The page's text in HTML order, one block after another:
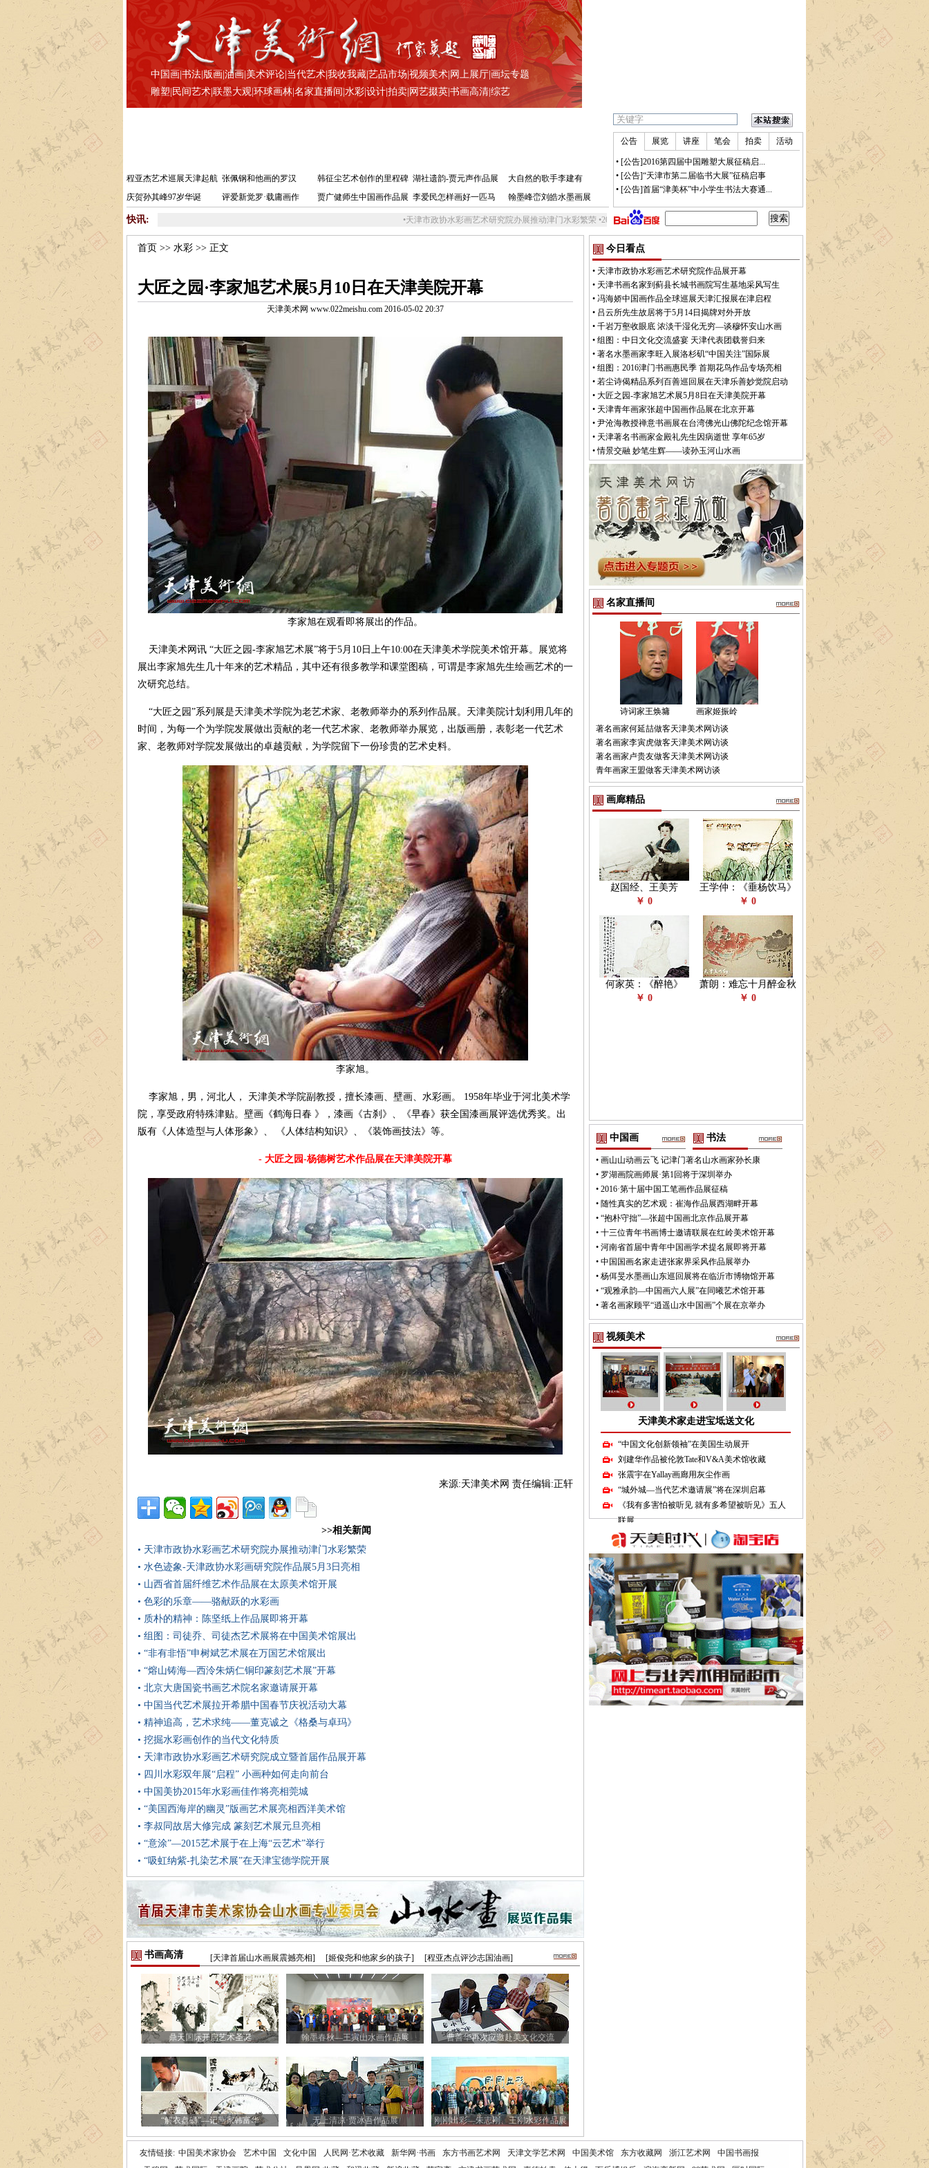
中国画 书法| 版画 油画 |美术评论| 当代艺术| 我收我藏| 艺品市场 视频美术| 网上展厅| 画坛专题
雕塑 民间艺术| 联墨大观| 环球画林| 名家直播间 水彩| 设计| 拍卖| 网艺掇英| 书画高清| 综艺
程亚杰艺术巡展天津起航 张佩钢和他画的罗汉 韩征尘艺术创作的里程碑 湖社遗韵-贾元声作品展
大自然的歌手李建有
庆贺孙其峰97岁华诞
评爱新觉罗·载庸画作 贾广健师生中国画作品展 李爱民怎样画好一匹马 翰墨峰峦刘皓水墨画展
快讯: 天津市政协水彩画艺术研究院办展推动津门水彩繁荣•2016中国姿态·第四届中国雕塑大展征稿启事 中国艺术市场下滑致全球市场三年劲长后首跌
公告 展览 讲座 笔会 拍卖 活动
• [公告]2016第四届中国雕塑大展征稿启...
• [公告]“天津市第二届临书大展”征稿启事
• [公告]首届“津美杯”中小学生书法大赛通...
首页 >> 水彩>> 正文
大匠之园·李家旭艺术展5月10日在天津美院开幕
天津美术网 www.022meishu.com 2016-05-02 20:37
李家旭在观看即将展出的作品。
天津美术网讯 “大匠之园-李家旭艺术展”将于5月10日上午10:00在天津美术学院美术馆开幕。展览将
展出李家旭先生几十年来的艺术精品，其中还有很多教学和课堂图稿，可谓是李家旭先生绘画艺术的一
次研究总结。
“大匠之园”系列展是天津美术学院为老艺术家、老教师举办的系列作品展。天津美院计划利用几年的
时间，为每一个为学院发展做出贡献的老一代艺术家、老教师举办展览，出版画册，表彰老一代艺术
家、老教师对学院发展做出的卓越贡献，为学院留下一份珍贵的艺术史料。
李家旭。
李家旭，男，河北人， 天津美术学院副教授，擅长漆画、壁画、水彩画。 1958年毕业于河北美术学
院，享受政府特殊津贴。壁画《鹤海日春 》，漆画《古刹》、《早春》获全国漆画展评选优秀奖。出
版有《人体造型与人体形象》、 《人体结构知识》、《装饰画技法》等。
- 大匠之园-杨德树艺术作品展在天津美院开幕
来源:天津美术网 责任编辑:正轩
>>相关新闻
• 天津市政协水彩画艺术研究院办展推动津门水彩繁荣
• 水色迹象-天津政协水彩画研究院作品展5月3日亮相
• 山西省首届纤维艺术作品展在太原美术馆开展
• 色彩的乐章——骆献跃的水彩画
• 质朴的精神：陈坚纸上作品展即将开幕
• 组图：司徒乔、司徒杰艺术展将在中国美术馆展出
• “非有非悟”申树斌艺术展在万国艺术馆展出
• “熔山铸海—西泠朱炳仁铜印篆刻艺术展”开幕
• 北京大唐国瓷书画艺术院名家邀请展开幕
• 中国当代艺术展拉开希腊中国春节庆祝活动大幕
• 精神追高，艺术求纯——董克诚之《格桑与卓玛》
• 挖掘水彩画创作的当代文化特质
• 天津市政协水彩画艺术研究院成立暨首届作品展开幕
• 四川水彩双年展“启程” 小画种如何走向前台
• 中国美协2015年水彩画佳作将亮相莞城
• “美国西海岸的幽灵”版画艺术展亮相西洋美术馆
• 李叔同故居大修完成 篆刻艺术展元旦亮相
• “意涂”—2015艺术展于在上海“云艺术”举行
• “吸虹纳紫-扎染艺术展”在天津宝德学院开展
书画高清 [天津首届山水画展震撼亮相] [姬俊尧和他家乡的孩子] [程亚杰点评沙志国油画]
鼎天国际开启艺术圣诞 翰墨春秋—王寅山水画作品展 曹善华再次应邀赴美文化交流
“解衣盘礴”—记画家韩富华 无上清凉·贾冰吾作品展 刚刚出彩—朱志刚、王刚水彩作品展
今日看点
• 天津市政协水彩画艺术研究院作品展开幕
• 天津书画名家到蓟县长城书画院写生基地采风写生
• 冯海娇中国画作品全球巡展天津汇报展在津启程
• 吕云所先生故居将于5月14日揭牌对外开放
• 千岩万壑收眼底 浓淡干湿化无穷—谈穆怀安山水画
• 组图：中日文化交流盛宴 天津代表团载誉归来
• 著名水墨画家李旺入展洛杉矶“中国关注”国际展
• 组图：2016津门书画惠民季 首期花鸟作品专场亮相
• 若尘诗偈精品系列百善巡回展在天津乐善妙觉院启动
• 大匠之园-李家旭艺术展5月8日在天津美院开幕
• 天津青年画家张超中国画作品展在北京开幕
• 尹沧海教授禅意书画展在台湾佛光山佛陀纪念馆开幕
• 天津著名书画家金殿礼先生因病逝世 享年65岁
•情景交融 妙笔生辉——读孙玉河山水画
名家直播间
诗词家王焕墉
画家姬振岭
著名画家何延喆做客天津美术网访谈
著名画家李寅虎做客天津美术网访谈
著名画家卢贵友做客天津美术网访谈
青年画家王盟做客天津美术网访谈
画廊精品
赵国经、王美芳
￥ 0
王学仲：《垂杨饮马》
￥ 0
何家英：《醉艳》
￥ 0
萧朗：难忘十月醉金秋
￥ 0
中国画 书法
• 画山山动画云飞 记津门著名山水画家孙长康
• 罗湖画院画师展·第1回将于深圳举办
• 2016·第十届中国工笔画作品展征稿
• 随性真实的艺术观：崔海作品展西湖畔开幕
• “抱朴守拙”—张超中国画北京作品展开幕
• 十三位青年书画博士邀请联展在红岭美术馆开幕
• 河南省首届中青年中国画学术提名展即将开幕
• 中国国画名家走进张家界采风作品展举办
• 杨佴旻水墨画山东巡回展将在临沂市博物馆开幕
• “观雅承韵—中国画六人展”在同曦艺术馆开幕
• 著名画家顾平“逍遥山水中国画”个展在京举办
视频美术
天津美术家走进宝坻送文化
“中国文化创新领袖”在美国生动展开
刘建华作品被伦敦Tate和V&A美术馆收藏
张震宇在Yallay画廊用灰尘作画
“城外城—当代艺术邀请展”将在深圳启幕
《我有多害怕被听见 就有多希望被听见》五人
联展
友情链接: 中国美术家协会 艺术中国 文化中国 人民网·艺术收藏 新华网·书画 东方书画艺术网 天津文学艺术网 中国美术馆 东方收藏网 浙江艺术网
中国书画报